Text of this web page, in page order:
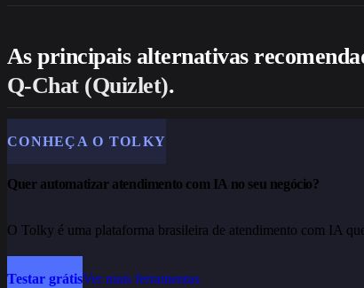
As principais alternativas
Q-Chat (Quizlet).
CONHEÇA O TOLKY
Quer automatizar atendimento com IA no seu negócio?
O Tolky é uma plataforma brasileira de atendimento com IA
Testar grátisVer mais ferramentas